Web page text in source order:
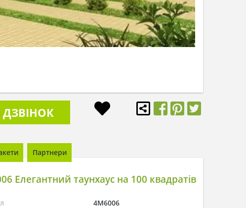
Партнери
Елегантний таунхаус на 100 квадратів
4M6006